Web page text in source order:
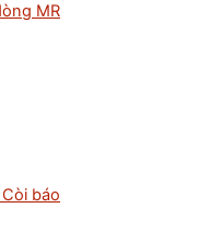
MR
báo